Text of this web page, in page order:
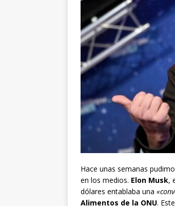
Hace unas semanas
en los medios. Elon Musk,
dólares entablaba una
Alimentos de la ONU.